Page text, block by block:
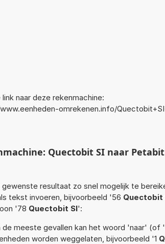
naar deze rekenmachine:
omrekenen.info/
Quectobit SI naar
gewenste resultaat zo snel mogelijk te
tekst invoeren, bijvoorbeeld '56 Quectobit
'78 Quectobit SI':
de meeste gevallen kan het woord 'naar'
worden weggelaten, bijvoorbeeld '1